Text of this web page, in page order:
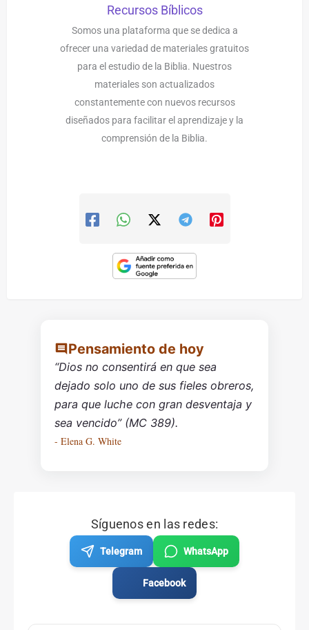
Recursos Bíblicos
Somos una plataforma que se dedica a
ofrecer una variedad de materiales gratuitos
para el estudio de la Biblia. Nuestros
materiales son actualizados
constantemente con nuevos recursos
diseñados para facilitar el aprendizaje y la
comprensión de la Biblia.
Pensamiento de hoy
“Dios no consentirá en que sea
dejado solo uno de sus fieles obreros,
para que luche con gran desventaja y
sea vencido” (MC 389).
- Elena G. White
Síguenos en las redes:
Telegram WhatsApp
Facebook